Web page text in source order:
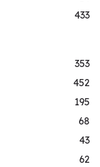
433
353
452
195
68
43
62